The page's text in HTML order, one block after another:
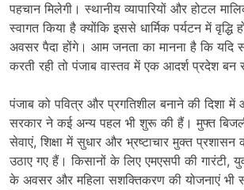
पहचान मिलेगी। स्थानीय व्यापारियों और होटल
स्वागत किया है क्योंकि इससे धार्मिक पर्यटन में वृद्धि
अवसर पैदा होंगे। आम जनता का मानना है कि यदि
करती रही तो पंजाब वास्तव में एक आदर्श प्रदेश बन
पंजाब को पवित्र और प्रगतिशील बनाने की दिशा में
सरकार ने कई अन्य पहल भी शुरू की हैं। मुफ्त
सेवाएं, शिक्षा में सुधार और भ्रष्टाचार मुक्त
उठाए गए हैं। किसानों के लिए एमएसपी की गारंटी,
के अवसर और महिला सशक्तिकरण की योजनाएं भी